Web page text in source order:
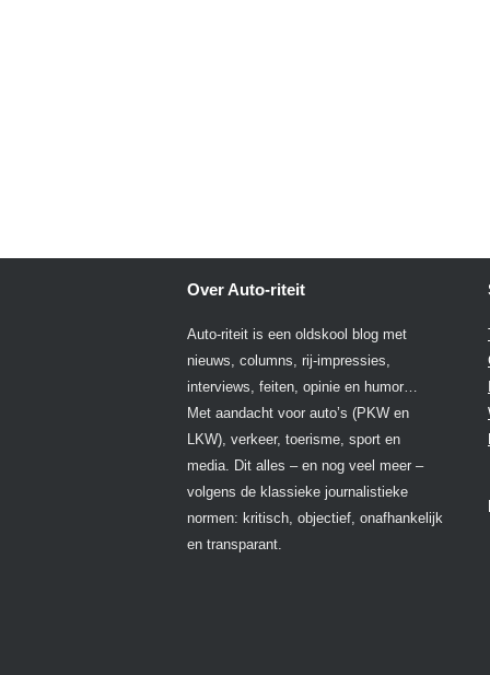
Over Auto-riteit
Auto-riteit is een oldskool blog met
nieuws, columns, rij-impressies,
interviews, feiten, opinie en humor…
Met aandacht voor auto’s (PKW en
LKW), verkeer, toerisme, sport en
media. Dit alles – en nog veel meer –
volgens de klassieke journalistieke
normen: kritisch, objectief, onafhankelijk
en transparant.